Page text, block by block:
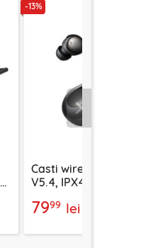
-13%
Casti wireless
V5.4, IPX4, Mcdodo,
7999 lei